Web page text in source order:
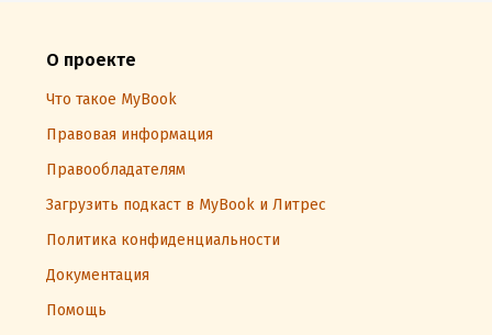
О проекте
Что такое MyBook
Правовая информация
Правообладателям
Загрузить подкаст в MyBook и Литрес
Политика конфиденциальности
Документация
Помощь